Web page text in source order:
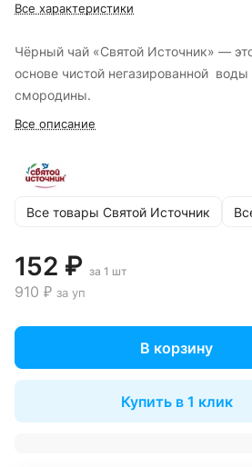
Все характеристики
Чёрный чай «Святой Источник» —
основе чистой негазированной
смородины.
Все описание
Все товары Святой Источник
152 ₽ за 1 шт
910 ₽ за уп
В корзину
Купить в 1 клик